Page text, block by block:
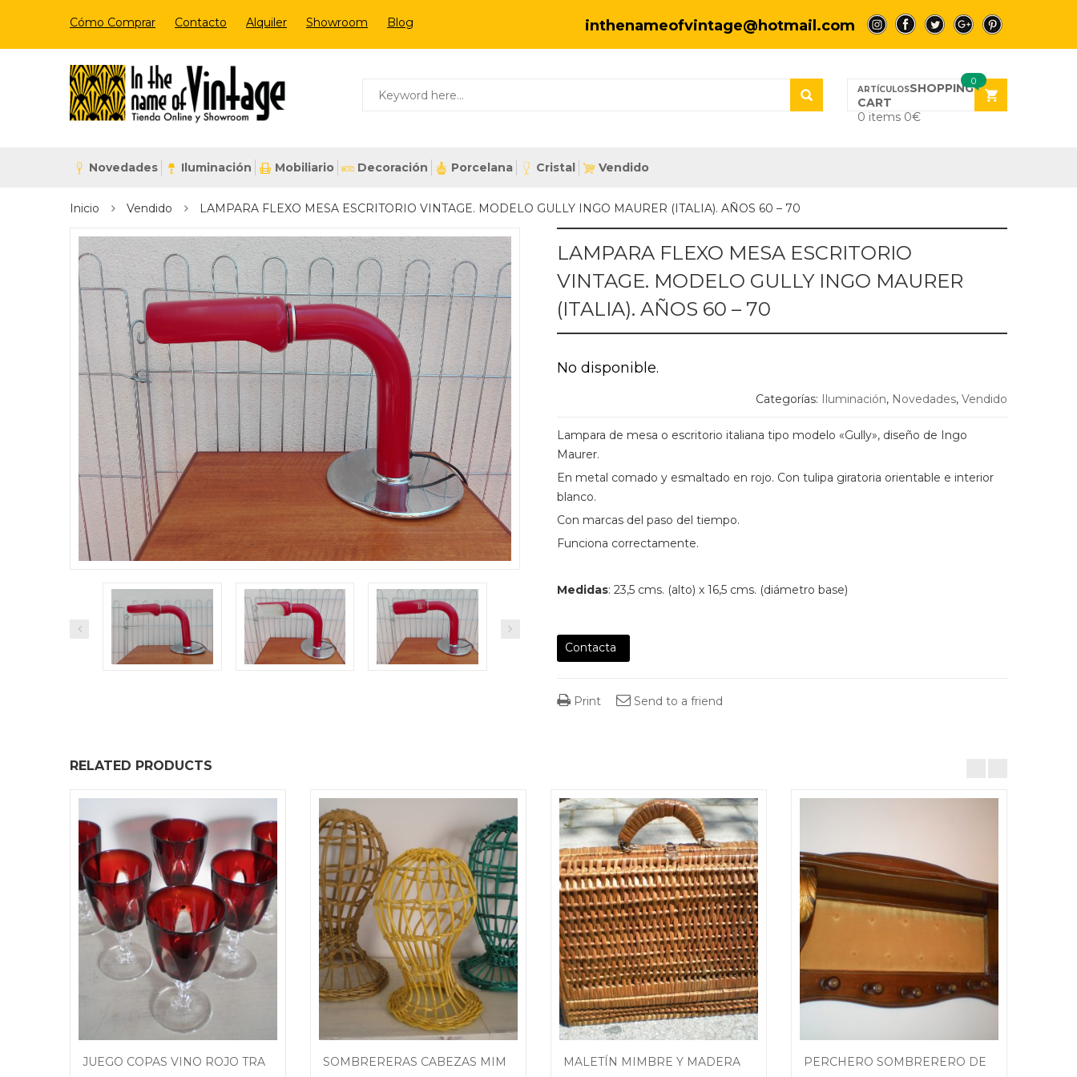
Cómo Comprar Contacto Alquiler Showroom Blog inthenameofvintage@hotmail.com a a a a a
SHOPPING
CART
0 items 0€
0
Novedades Iluminación Mobiliario Decoración Porcelana Cristal Vendido
Inicio Vendido LAMPARA FLEXO MESA ESCRITORIO VINTAGE. MODELO GULLY INGO MAURER (ITALIA). AÑOS 60 – 70
LAMPARA FLEXO MESA ESCRITORIO
VINTAGE. MODELO GULLY INGO MAURER
(ITALIA). AÑOS 60 – 70
No disponible.
Categorías: Iluminación, Novedades, Vendido
Lampara de mesa o escritorio italiana tipo modelo «Gully», diseño de Ingo
Maurer.
En metal comado y esmaltado en rojo. Con tulipa giratoria orientable e interior
blanco.
Con marcas del paso del tiempo.
Funciona correctamente.
Medidas: 23,5 cms. (alto) x 16,5 cms. (diámetro base)
Contacta
Print Send to a friend
RELATED PRODUCTS